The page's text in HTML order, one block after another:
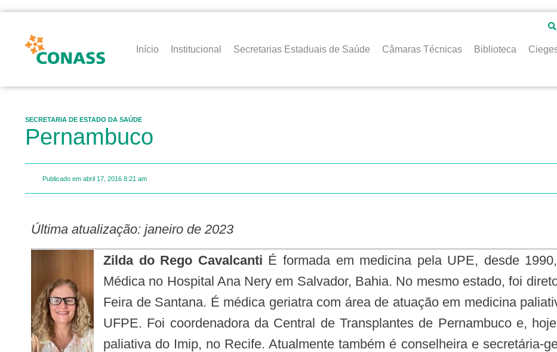
Início Institucional Secretarias Estaduais de Saúde Câmaras Técnicas Biblioteca
SECRETARIA DE ESTADO DA SAÚDE
Pernambuco
Publicado em abril 17, 2016 8:21 am
Última atualização: janeiro de 2023
Zilda do Rego Cavalcanti É formada em medicina pela UPE, desde
Médica no Hospital Ana Nery em Salvador, Bahia. No mesmo estado, foi
Feira de Santana. É médica geriatra com área de atuação em medicina
UFPE. Foi coordenadora da Central de Transplantes de Pernambuco e,
paliativa do Imip, no Recife. Atualmente também é conselheira e secretária-